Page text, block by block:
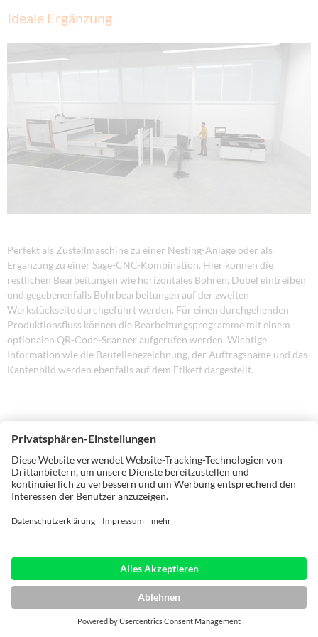
Ideale Ergänzung
Perfekt als Zustellmaschine zu einer Nesting-Anlage oder als
Ergänzung zu einer Säge-CNC-Kombination. Hier können die
restlichen Bearbeitungen wie horizontales Bohren, Dübel eintreiben
und gegebenenfalls Bohrbearbeitungen auf der zweiten
Werkstückseite durchgeführt werden. Für einen durchgehenden
Produktionsfluss können die Bearbeitungsprogramme mit einem
optionalen QR-Code-Scanner aufgerufen werden. Wichtige
Information wie die Bauteilebezeichnung, der Auftragsname und das
Kantenbild werden ebenfalls auf dem Etikett dargestellt.